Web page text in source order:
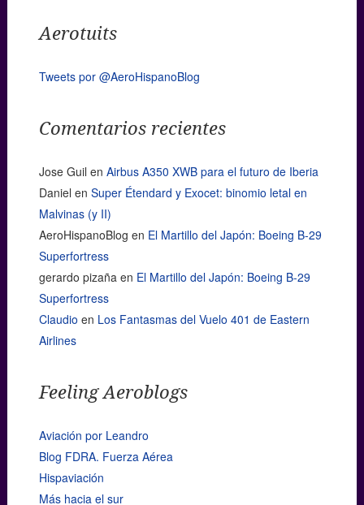
Aerotuits
Tweets por @AeroHispanoBlog
Comentarios recientes
Jose Guil en Airbus A350 XWB para el futuro de Iberia
Daniel en Super Étendard y Exocet: binomio letal en
Malvinas (y II)
AeroHispanoBlog en El Martillo del Japón: Boeing B-29
Superfortress
gerardo pizañaen El Martillo del Japón: Boeing B-29
Superfortress
Claudio en Los Fantasmas del Vuelo 401 de Eastern
Airlines
Feeling Aeroblogs
Aviación por Leandro
Blog FDRA. Fuerza Aérea
Hispaviación
Más hacia el sur